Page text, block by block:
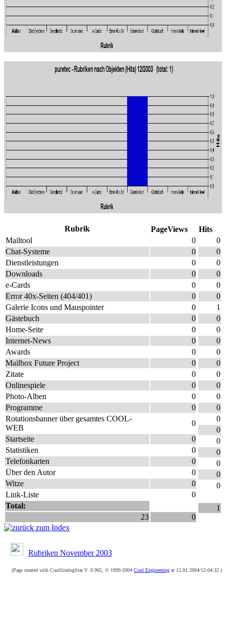
Rubrik
PageViews
Mailtool
0
Chat-Systeme
0
Dienstleistungen
0
Downloads
0
e-Cards
0
Error 40x-Seiten (404/401)
0
Galerie Icons und Mauspointer
0
Gästebuch
0
Home-Seite
0
Internet-News
0
Awards
0
Mailbox Future Project
0
Zitate
0
Onlinespiele
0
Photo-Alben
0
Programme
0
Rotationsbanner über gesamtes COOL-
WEB
0
Startseite
0
Statistiken
0
Telefonkarten
0
Über den Autor
0
Witze
0
Link-Liste
0
Total:
23
0
Hits
0
0
0
0
0
0
1
0
0
0
0
0
0
0
0
0
0
0
0
0
0
0
0
1
Rubriken November 2003
(Page created with CoolSitelogStat V. 0.965, © 1999-2004 Cool Engineering at 12.01.2004/12:04:32.)